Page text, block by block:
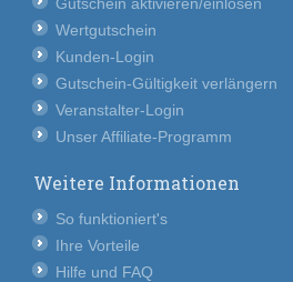
Wertgutschein
Kunden-Login
Gutschein-Gültigkeit verlängern
Veranstalter-Login
Unser Affiliate-Programm
Weitere Informationen
So funktioniert's
Ihre Vorteile
Hilfe und FAQ